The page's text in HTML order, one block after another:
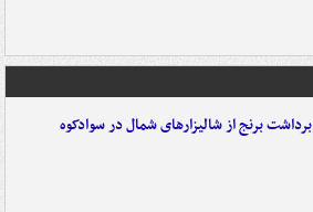
برداشت برنج از شالیزارهای شمال در سوادکوه